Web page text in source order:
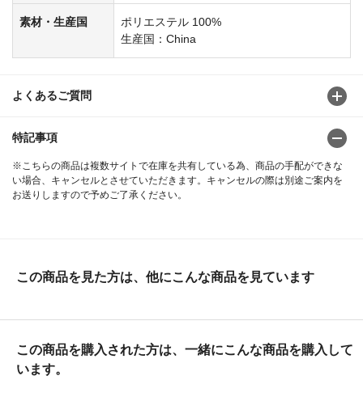
素材・生産国
ポリエステル 100%
生産国：China
よくあるご質問
特記事項
※こちらの商品は複数サイトで在庫を共有している為、商品の手配ができな
い場合、キャンセルとさせていただきます。キャンセルの際は別途ご案内を
お送りしますので予めご了承ください。
この商品を見た方は、他にこんな商品を見ています
この商品を購入された方は、一緒にこんな商品を購入して
います。